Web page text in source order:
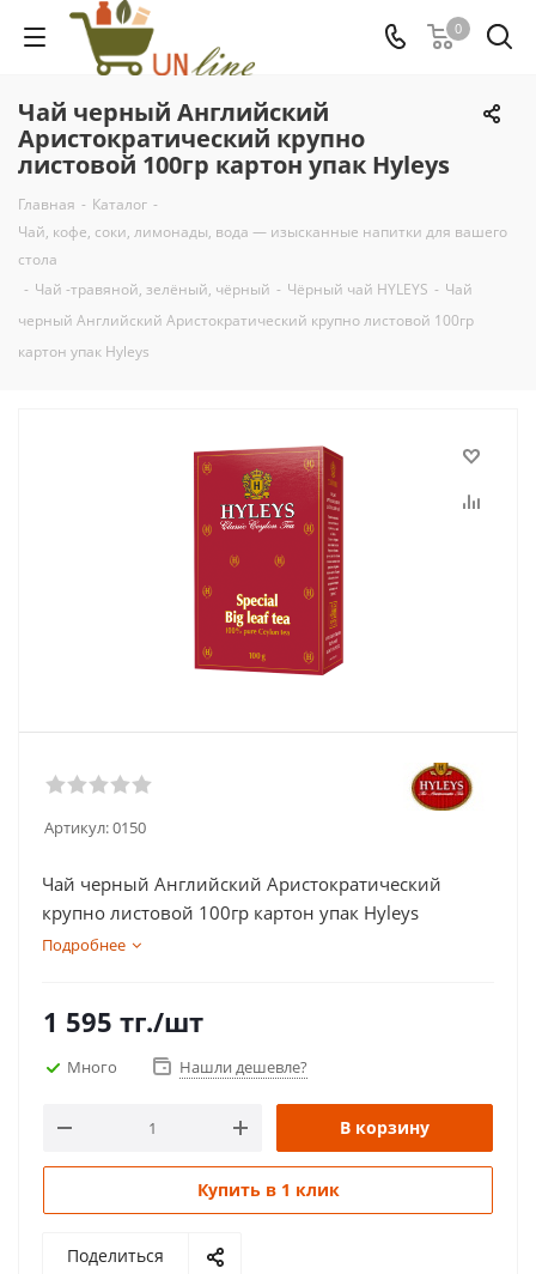
0
Чай черный Английский
Аристократический крупно
листовой 100гр картон упак Hyleys
Главная - Каталог -
Чай, кофе, соки, лимонады, вода — изысканные напитки для вашего
стола
- Чай -травяной, зелёный, чёрный - Чёрный чай HYLEYS - Чай
черный Английский Аристократический крупно листовой 100гр
картон упак Hyleys
Артикул:0150
Чай черный Английский Аристократический
крупно листовой 100гр картон упак Hyleys
Подробнее
1 595 тг./шт
Много Нашли дешевле?
В корзину
Купить в 1 клик
Поделиться